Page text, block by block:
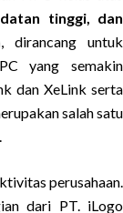
tinggi, dan
, dirancang untuk
yang semakin
dan XeLink serta
salah satu
perusahaan.
dari PT. iLogo